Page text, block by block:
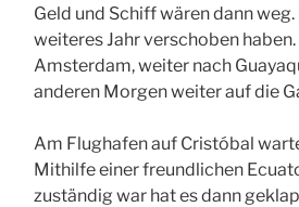
Geld und Schiff wären dann
weiteres Jahr verschoben
Amsterdam, weiter nach
anderen Morgen weiter auf die
Am Flughafen auf Cristóbal
Mithilfe einer freundlichen
zuständig war hat es dann